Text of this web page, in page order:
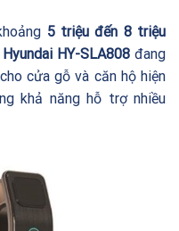
5 triệu đến 8 triệu
HY-SLA808đang
cửa gỗ và căn hộ hiện
khả năng hỗ trợ nhiều